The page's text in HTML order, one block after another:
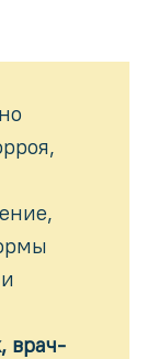
врач-